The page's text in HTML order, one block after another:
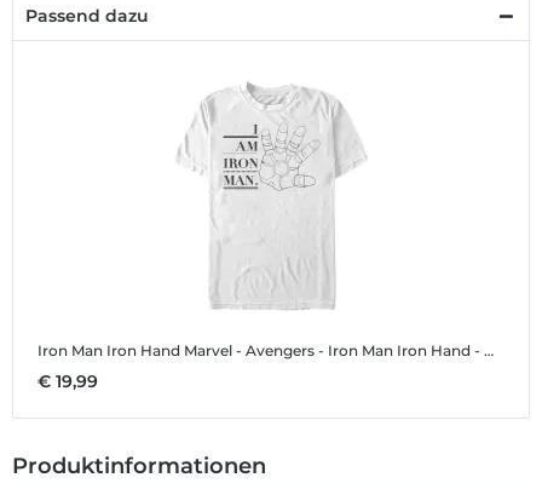
Passend dazu
Iron Man Iron Hand Marvel - Avengers - Iron Man Iron Hand - Männer T-Shirt
€ 19,99
Produktinformationen